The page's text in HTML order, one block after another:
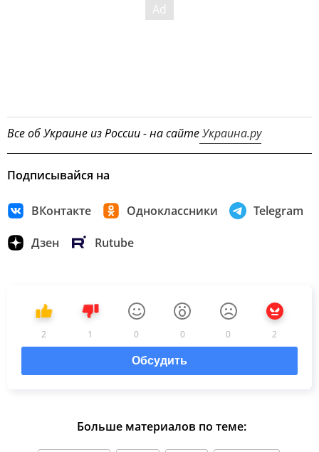
Все об Украине из России - на сайтеУкраина.ру
Подписывайся на
ВКонтакте Одноклассники Telegram
Дзен Rutube
2 1 0 0 0 2
Обсудить
Больше материалов по теме: